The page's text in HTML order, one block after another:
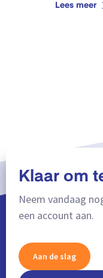
Lees meer
Klaar om
Neem vandaag
een account aan.
Aan de slag